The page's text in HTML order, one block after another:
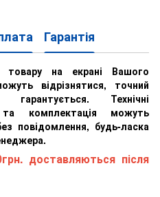
Гарантія
товару на екрані Вашого
відрізнятися, точний
Технічні
та комплектація можуть
повідомлення, будь-ласка
доставляються після